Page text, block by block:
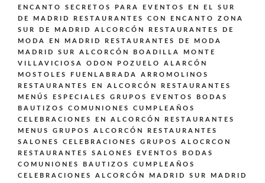
ENCANTO SECRETOS PARA EVENTOS EN EL SUR
DE MADRID
RESTAURANTES CON ENCANTO ZONA
SUR DE MADRID ALCORCÓN
RESTAURANTES DE
MODA EN MADRID
RESTAURANTES DE MODA
MADRID SUR ALCORCÓN BOADILLA MONTE
VILLAVICIOSA ODON POZUELO ALARCÓN
MOSTOLES FUENLABRADA ARROMOLINOS
RESTAURANTES EN ALCORCÓN
RESTAURANTES
MENÚS ESPECIALES GRUPOS EVENTOS BODAS
BAUTIZOS COMUNIONES CUMPLEAÑOS
CELEBRACIONES EN ALCORCÓN
RESTAURANTES
MENUS GRUPOS ALCORCÓN
RESTAURANTES
SALONES CELEBRACIONES GRUPOS ALOCRCON
RESTAURANTES SALONES EVENTOS BODAS
COMUNIONES BAUTIZOS CUMPLEAÑOS
CELEBRACIONES ALCORCÓN MADRID SUR MADRID